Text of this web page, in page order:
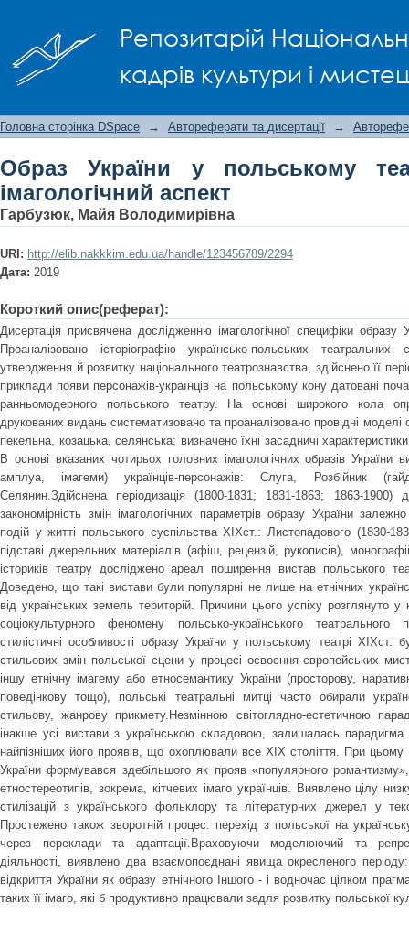
Репозитарій
кадрів культури і
Головна сторінка DSpace → Автореферати та дисертації →
Образ України у польському
імагологічний аспект
Гарбузюк, Майя Володимирівна
URI: http://elib.nakkkim.edu.ua/handle/123456789/2294
Дата: 2019
Короткий опис(реферат):
Дисертація присвячена дослідженню імагологічної специфіки
Проаналізовано історіографію українсько-польських
утвердження й розвитку національного театрознавства, здійснено її
приклади появи персонажів-українців на польському кону датовані
ранньомодерного польського театру. На основі широкого кола
друкованих видань систематизовано та проаналізовано провідні моделі
пекельна, козацька, селянська; визначено їхні засадничі
В основі вказаних чотирьох головних імагологічних образів України
амплуа, імагеми) українців-персонажів: Слуга, Розбійник
Селянин.Здійснена періодизація (1800-1831; 1831-1863; 1863-1900)
закономірність змін імагологічних параметрів образу України
подій у житті польського суспільства ХІХст.: Листопадового (1830-
підставі джерельних матеріалів (афіш, рецензій, рукописів),
істориків театру досліджено ареал поширення вистав польського
Доведено, що такі вистави були популярні не лише на етнічних
від українських земель територій. Причини цього успіху розглянуто у
соціокультурного феномену польсько-українського театрального
стилістичні особливості образу України у польському театрі ХІХст.
стильових змін польської сцени у процесі освоєння європейських
іншу етнічну імагему або етносемантику України (просторову,
поведінкову тощо), польські театральні митці часто обирали
стильову, жанрову прикмету.Незмінною світоглядно-естетичною
інакше усі вистави з українською складовою, залишалась
найпізніших його проявів, що охоплювали все ХІХ століття. При цьому
України формувався здебільшого як прояв «популярного
етностереотипів, зокрема, кітчевих імаго українців. Виявлено цілу
стилізацій з українського фольклору та літературних джерел у
Простежено також зворотній процес: перехід з польської на
через переклади та адаптації.Враховуючи моделюючий та
діяльності, виявлено два взаємопоєднані явища окресленого
відкриття України як образу етнічного Іншого - і водночас цілком
таких її імаго, які б продуктивно працювали задля розвитку польської